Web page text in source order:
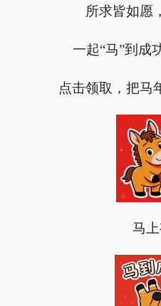
所求皆如愿
一起“马”到成
点击领取，把马
马